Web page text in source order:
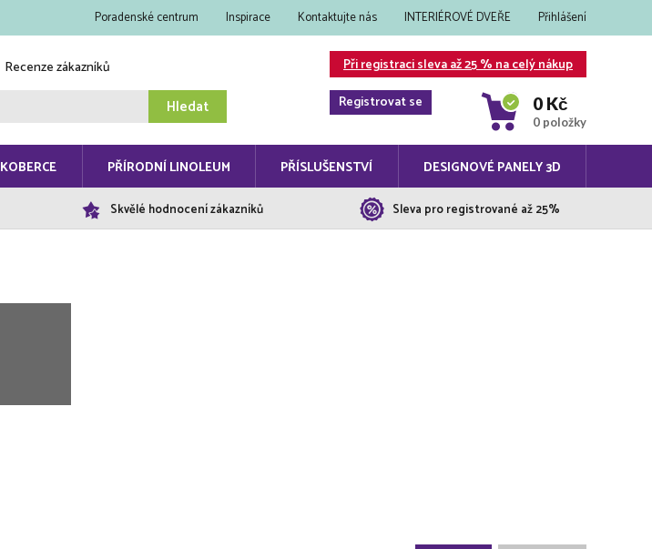
Poradenské centrum Inspirace Kontaktujte nás INTERIÉROVÉ DVEŘE Přihlášení
Recenze zákazníků
Hledat
Při registraci sleva až 25 % na celý nákup
Registrovat se
0 Kč
0 položky
KOBERCE PŘÍRODNÍ LINOLEUM PŘÍSLUŠENSTVÍ DESIGNOVÉ PANELY 3D
Skvělé hodnocení zákazníků Sleva pro registrované až 25%